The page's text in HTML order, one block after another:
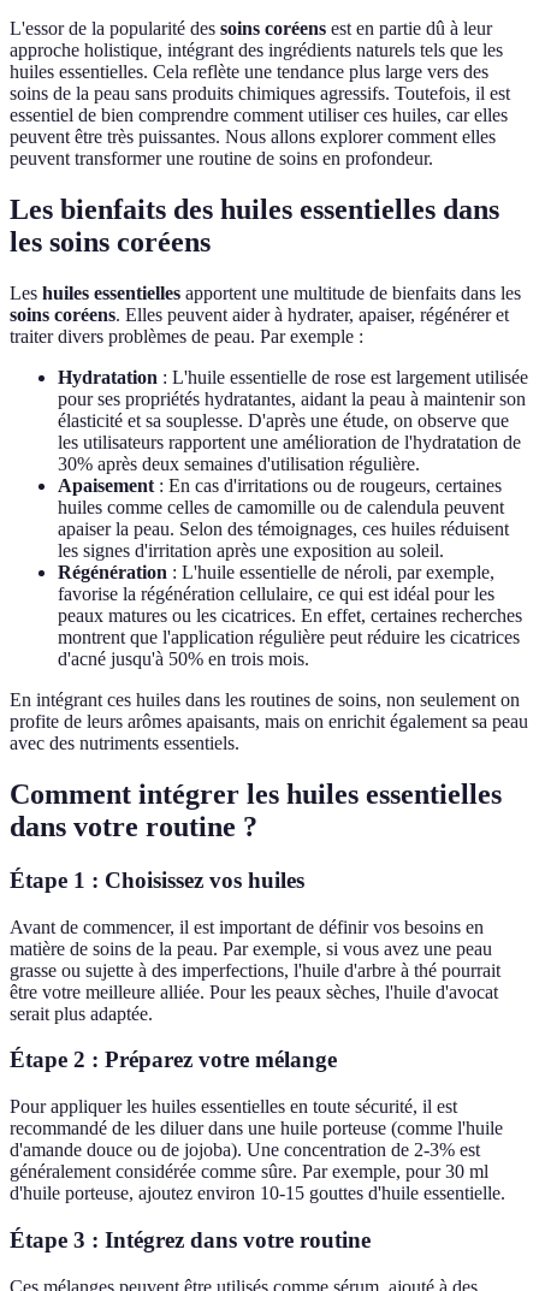
L'essor de la popularité des soins coréens est en partie dû à leur
approche holistique, intégrant des ingrédients naturels tels que les
huiles essentielles. Cela reflète une tendance plus large vers des
soins de la peau sans produits chimiques agressifs. Toutefois, il est
essentiel de bien comprendre comment utiliser ces huiles, car elles
peuvent être très puissantes. Nous allons explorer comment elles
peuvent transformer une routine de soins en profondeur.
Les bienfaits des huiles essentielles dans
les soins coréens
Les huiles essentielles apportent une multitude de bienfaits dans les
soins coréens. Elles peuvent aider à hydrater, apaiser, régénérer et
traiter divers problèmes de peau. Par exemple :
Hydratation : L'huile essentielle de rose est largement utilisée
pour ses propriétés hydratantes, aidant la peau à maintenir son
élasticité et sa souplesse. D'après une étude, on observe que
les utilisateurs rapportent une amélioration de l'hydratation de
30% après deux semaines d'utilisation régulière.
Apaisement : En cas d'irritations ou de rougeurs, certaines
huiles comme celles de camomille ou de calendula peuvent
apaiser la peau. Selon des témoignages, ces huiles réduisent
les signes d'irritation après une exposition au soleil.
Régénération : L'huile essentielle de néroli, par exemple,
favorise la régénération cellulaire, ce qui est idéal pour les
peaux matures ou les cicatrices. En effet, certaines recherches
montrent que l'application régulière peut réduire les cicatrices
d'acné jusqu'à 50% en trois mois.
En intégrant ces huiles dans les routines de soins, non seulement on
profite de leurs arômes apaisants, mais on enrichit également sa peau
avec des nutriments essentiels.
Comment intégrer les huiles essentielles
dans votre routine ?
Étape 1 : Choisissez vos huiles
Avant de commencer, il est important de définir vos besoins en
matière de soins de la peau. Par exemple, si vous avez une peau
grasse ou sujette à des imperfections, l'huile d'arbre à thé pourrait
être votre meilleure alliée. Pour les peaux sèches, l'huile d'avocat
serait plus adaptée.
Étape 2 : Préparez votre mélange
Pour appliquer les huiles essentielles en toute sécurité, il est
recommandé de les diluer dans une huile porteuse (comme l'huile
d'amande douce ou de jojoba). Une concentration de 2-3% est
généralement considérée comme sûre. Par exemple, pour 30 ml
d'huile porteuse, ajoutez environ 10-15 gouttes d'huile essentielle.
Étape 3 : Intégrez dans votre routine
Ces mélanges peuvent être utilisés comme sérum, ajouté à des